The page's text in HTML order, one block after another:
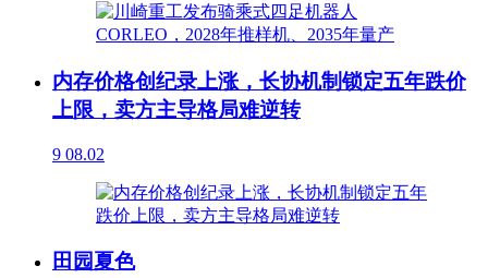
内存价格创纪录上涨，长协机制锁定五年跌价
上限，卖方主导格局难逆转
9 08.02
田园夏色